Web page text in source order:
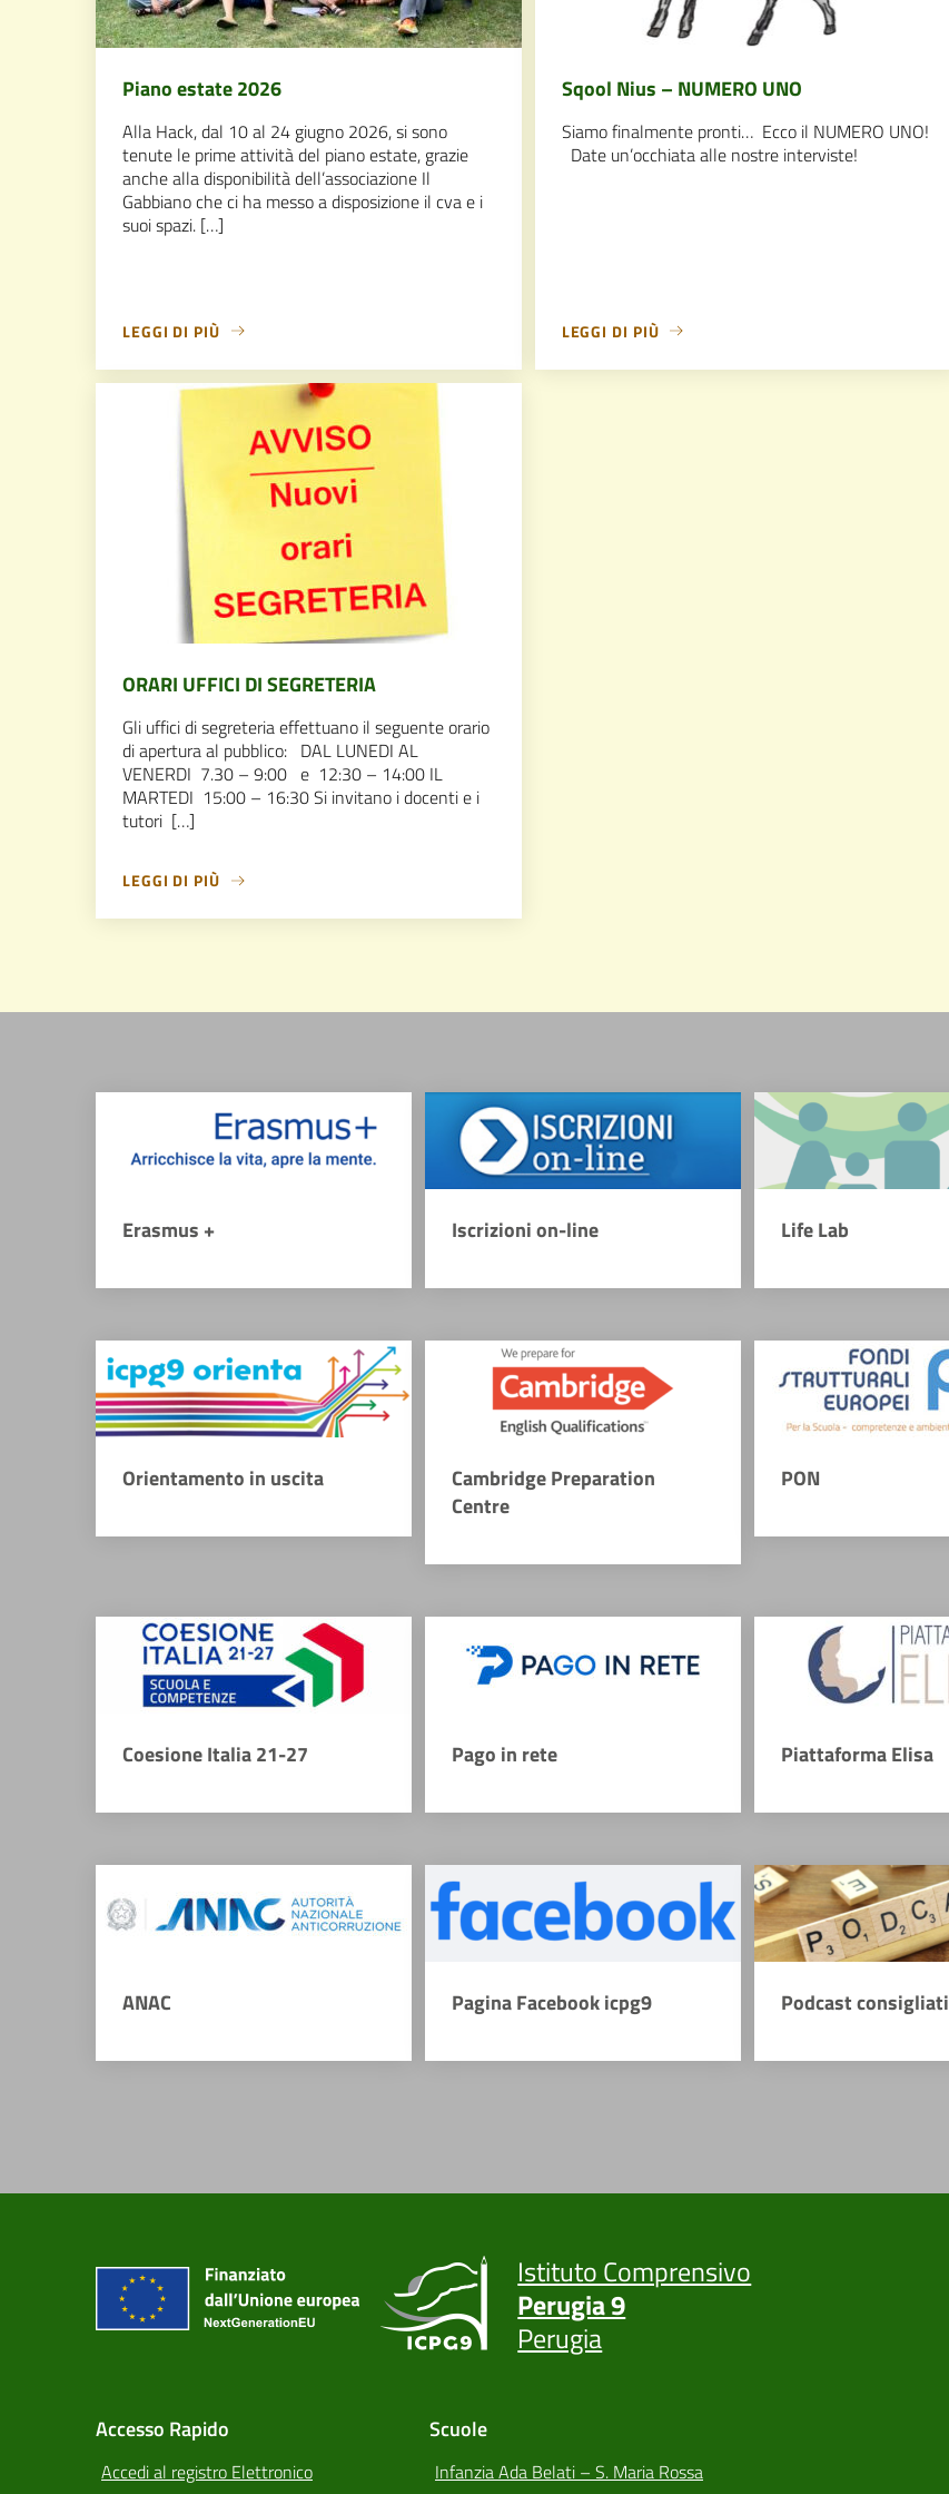
Piano estate 2026
Alla Hack, dal 10 al 24 giugno 2026, si sono
tenute le prime attività del piano estate, grazie
anche alla disponibilità dell’associazione Il
Gabbiano che ci ha messo a disposizione il cva e i
suoi spazi. […]
LEGGI DI PIÙ
Sqool Nius – NUMERO UNO
Siamo finalmente pronti… Ecco il NUMERO UNO!
Date un’occhiata alle nostre interviste!
LEGGI DI PIÙ
ORARI UFFICI DI SEGRETERIA
Gli uffici di segreteria effettuano il seguente orario
di apertura al pubblico: DAL LUNEDI AL
VENERDI 7.30 – 9:00 e 12:30 – 14:00 IL
MARTEDI 15:00 – 16:30 Si invitano i docenti e i
tutori […]
LEGGI DI PIÙ
Erasmus + Iscrizioni on-line Life Lab
Orientamento in uscita
Cambridge Preparation
Centre
PON
Coesione Italia 21-27 Pago in rete Piattaforma Elisa
ANAC Pagina Facebook icpg9 Podcast consigliati
Istituto Comprensivo
Perugia 9
Perugia
Accesso Rapido
Accedi al registro Elettronico
Scuole
Infanzia Ada Belati – S. Maria Rossa